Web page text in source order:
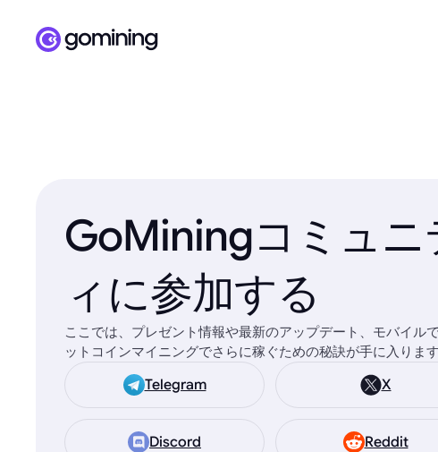
GoMiningコミュニ
ィに参加する
ここでは、プレゼント情報や最新のアップデート、モバイル
ットコインマイニングでさらに稼ぐための秘訣が手に入ります
Telegram X
Discord Reddit